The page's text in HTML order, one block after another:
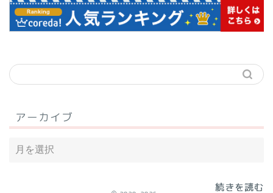
続きを読む
続きを読む
続きを読む
アーカイブ